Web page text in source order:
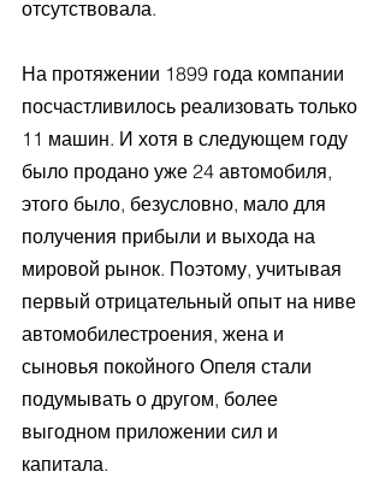
отсутствовала.
На протяжении 1899 года компании
посчастливилось реализовать только
11 машин. И хотя в следующем году
было продано уже 24 автомобиля,
этого было, безусловно, мало для
получения прибыли и выхода на
мировой рынок. Поэтому, учитывая
первый отрицательный опыт на ниве
автомобилестроения, жена и
сыновья покойного Опеля стали
подумывать о другом, более
выгодном приложении сил и
капитала.